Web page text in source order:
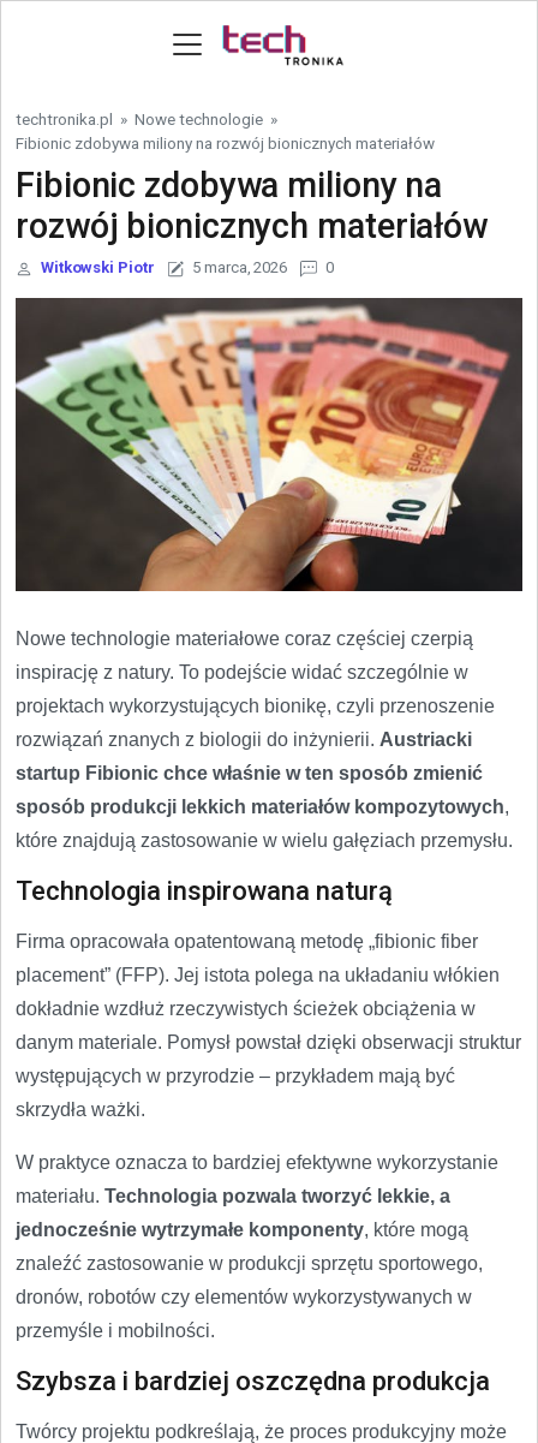
techtronika.pl » Nowe technologie »
Fibionic zdobywa miliony na rozwój bionicznych materiałów
Fibionic zdobywa miliony na
rozwój bionicznych materiałów
Witkowski Piotr 5 marca, 2026 0
Nowe technologie materiałowe coraz częściej czerpią
inspirację z natury. To podejście widać szczególnie w
projektach wykorzystujących bionikę, czyli przenoszenie
rozwiązań znanych z biologii do inżynierii. Austriacki
startup Fibionic chce właśnie w ten sposób zmienić
sposób produkcji lekkich materiałów kompozytowych,
które znajdują zastosowanie w wielu gałęziach przemysłu.
Technologia inspirowana naturą
Firma opracowała opatentowaną metodę „fibionic fiber
placement” (FFP). Jej istota polega na układaniu włókien
dokładnie wzdłuż rzeczywistych ścieżek obciążenia w
danym materiale. Pomysł powstał dzięki obserwacji struktur
występujących w przyrodzie – przykładem mają być
skrzydła ważki.
W praktyce oznacza to bardziej efektywne wykorzystanie
materiału. Technologia pozwala tworzyć lekkie, a
jednocześnie wytrzymałe komponenty, które mogą
znaleźć zastosowanie w produkcji sprzętu sportowego,
dronów, robotów czy elementów wykorzystywanych w
przemyśle i mobilności.
Szybsza i bardziej oszczędna produkcja
Twórcy projektu podkreślają, że proces produkcyjny może